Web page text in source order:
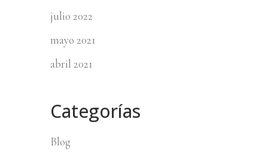
julio 2022
mayo 2021
abril 2021
Categorías
Blog